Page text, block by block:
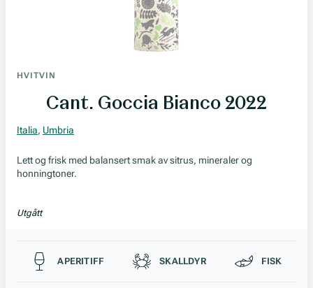
HVITVIN
Cant. Goccia Bianco 2022
Italia, Umbria
Lett og frisk med balansert smak av sitrus, mineraler og
honningtoner.
Utgått
Passer til
APERITIFF SKALLDYR FISK